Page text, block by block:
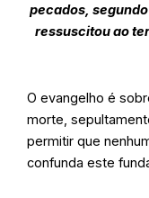
pecados,
ressuscitou ao
O evangelho é
morte,
permitir que
confunda este